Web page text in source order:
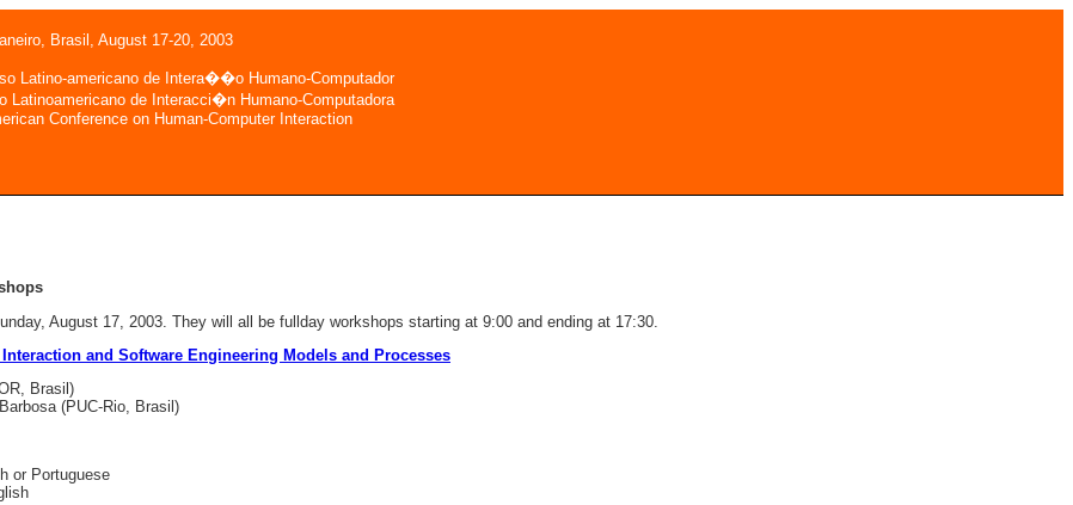
Brasil, August 17-20, 2003
Latino-americano de Intera��o Humano-Computador
Latinoamericano de Interacci�n Humano-Computadora
Conference on Human-Computer Interaction
August 17, 2003. They will all be fullday workshops starting at 9:00 and ending at 17:30.
and Software Engineering Models and Processes
Brasil)
(PUC-Rio, Brasil)
or Portuguese